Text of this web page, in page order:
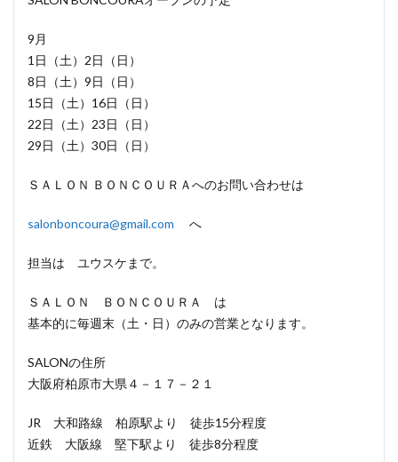
9月
1日（土）2日（日）
8日（土）9日（日）
15日（土）16日（日）
22日（土）23日（日）
29日（土）30日（日）
ＳＡＬＯＮ ＢＯＮＣＯＵＲＡへのお問い合わせは
salonboncoura@gmail.com へ
担当は ユウスケまで。
ＳＡＬＯＮ ＢＯＮＣＯＵＲＡ は
基本的に毎週末（土・日）のみの営業となります。
SALONの住所
大阪府柏原市大県４－１７－２１
JR 大和路線 柏原駅より 徒歩15分程度
近鉄 大阪線 堅下駅より 徒歩8分程度